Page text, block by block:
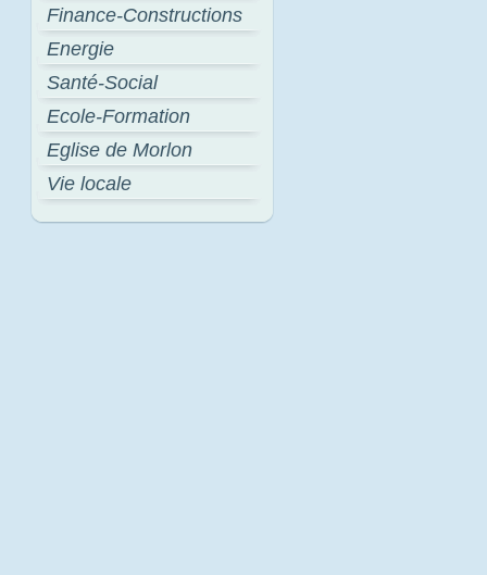
Finance-Constructions
Energie
Santé-Social
Ecole-Formation
Eglise de Morlon
Vie locale